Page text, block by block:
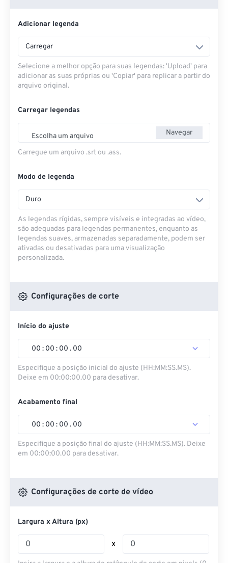
Adicionar legenda
Carregar
Selecione a melhor opção para suas legendas: 'Upload' para
adicionar as suas próprias ou 'Copiar' para replicar a partir do
arquivo original.
Carregar legendas
Escolha um arquivo Navegar
Carregue um arquivo .srt ou .ass.
Modo de legenda
Duro
As legendas rígidas, sempre visíveis e integradas ao vídeo,
são adequadas para legendas permanentes, enquanto as
legendas suaves, armazenadas separadamente, podem ser
ativadas ou desativadas para uma visualização
personalizada.
Configurações de corte
Início do ajuste
00 : 00 : 00 . 00
Especifique a posição inicial do ajuste (HH:MM:SS.MS).
Deixe em 00:00:00.00 para desativar.
Acabamento final
00 : 00 : 00 . 00
Especifique a posição final do ajuste (HH:MM:SS.MS). Deixe
em 00:00:00.00 para desativar.
Configurações de corte de vídeo
Largura x Altura (px)
x